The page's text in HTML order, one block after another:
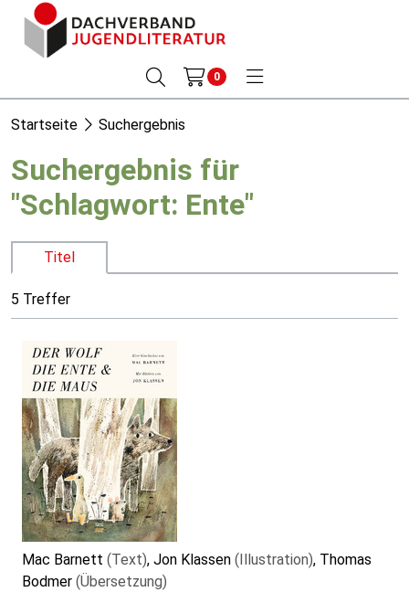
0
Startseite Suchergebnis
Suchergebnis für
"Schlagwort: Ente"
Titel
5 Treffer
Mac Barnett (Text), Jon Klassen (Illustration), Thomas
Bodmer (Übersetzung)